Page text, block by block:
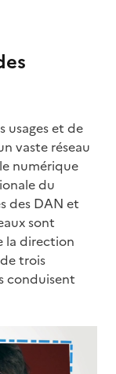
usages et de
vaste réseau
numérique
du
des DAN et
sont
la direction
trois
conduisent